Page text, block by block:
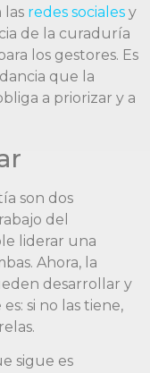
las redes sociales y
de la curaduría
los gestores. Es
que la
a priorizar y a
son dos
del
liderar una
Ahora, la
desarrollar y
si no las tiene,
sigue es